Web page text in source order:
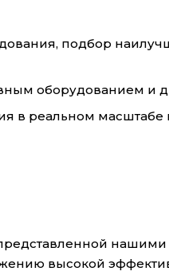
подбор
оборудованием и
в реальном
высокой